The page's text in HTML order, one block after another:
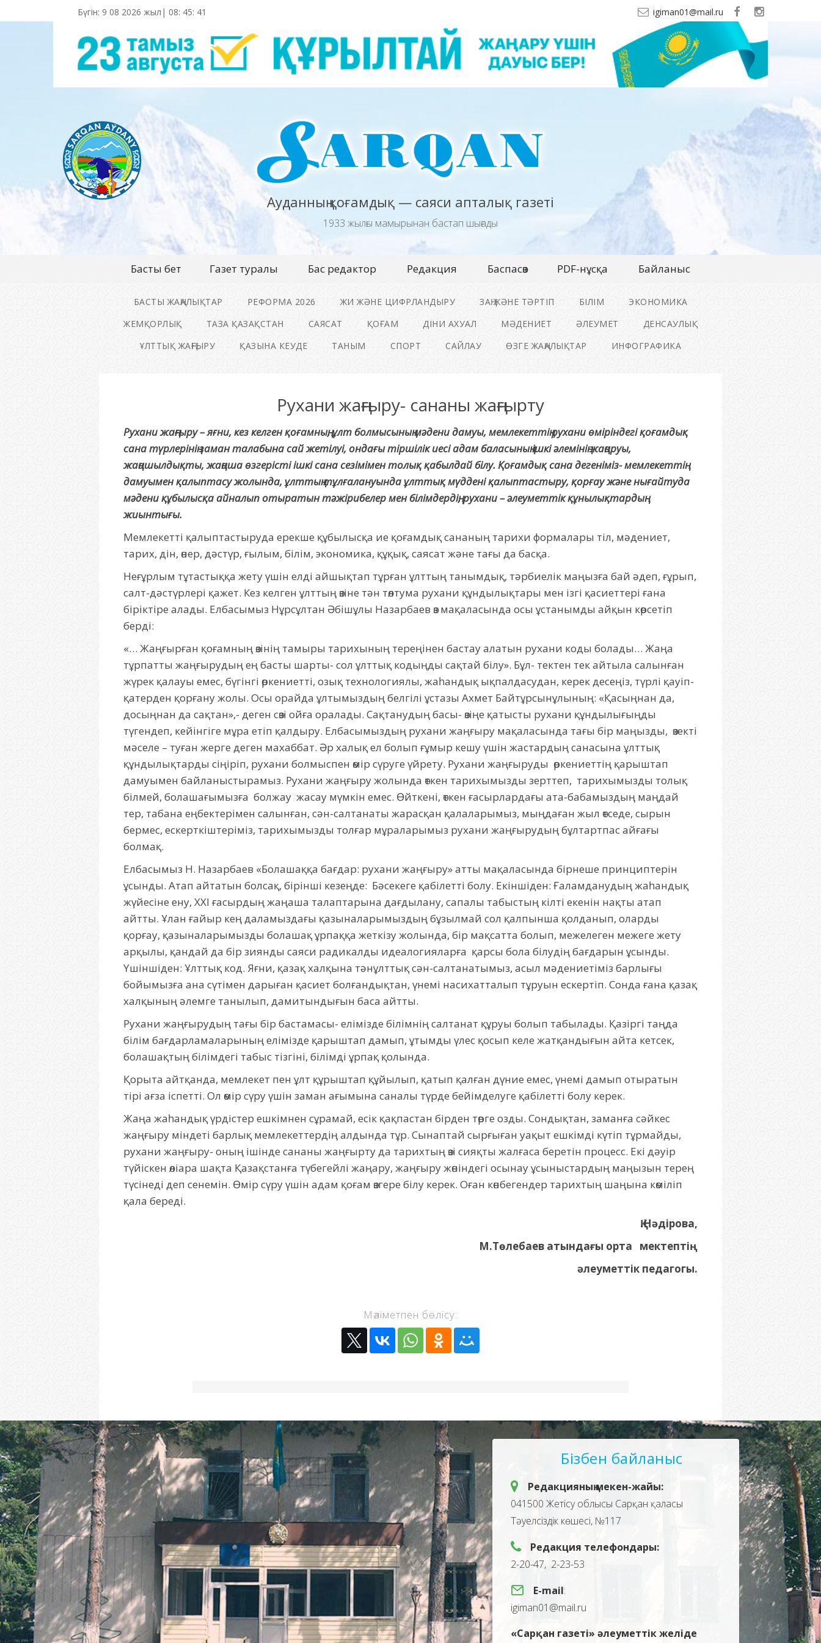
Бүгін: 9 08 2026 жыл| 08: 45: 42 igiman01@mail.ru
Ауданның қоғамдық — саяси апталық газеті
1933 жылғы мамырынан бастап шығады
Басты бет Газет туралы Бас редактор Редакция Баспасөз PDF-нұсқа Байланыс
БАСТЫ ЖАҢАЛЫҚТАР РЕФОРМА 2026 ЖИ ЖӘНЕ ЦИФРЛАНДЫРУ ЗАҢ ЖӘНЕ ТӘРТІП БІЛІМ
ЭКОНОМИКА
ЖЕМҚОРЛЫҚ
ТАЗА ҚАЗАҚСТАН САЯСАТ ҚОҒАМ ДІНИ АХУАЛ МӘДЕНИЕТ ӘЛЕУМЕТ
ДЕНСАУЛЫҚ
ҰЛТТЫҚ ЖАҢҒЫРУ
ҚАЗЫНА КЕУДЕ ТАНЫМ СПОРТ САЙЛАУ ӨЗГЕ ЖАҢАЛЫҚТАР ИНФОГРАФИКА
Рухани жаңғыру- сананы жаңғырту
Рухани жаңғыру – яғни, кез келген қоғамның, ұлт болмысының мәдени дамуы, мемлекеттің рухани өміріндегі қоғамдық
сана түрлерінің заман талабына сай жетілуі, ондағы тіршілік иесі адам баласының ішкі әлемінің жаңаруы,
жаңашылдықты, жаңаша өзгерісті ішкі сана сезімімен толық қабылдай білу. Қоғамдық сана дегеніміз- мемлекеттің
дамуымен қалыптасу жолында, ұлттың тұлғалануында ұлттық мүддені қалыптастыру, қорғау және нығайтуда
мәдени құбылысқа айналып отыратын тәжірибелер мен білімдердің, рухани – әлеуметтік құнылықтардың
жиынтығы.
Мемлекетті қалыптастыруда ерекше құбылысқа ие қоғамдық сананың тарихи формалары тіл, мәдениет,
тарих, дін, өнер, дәстүр, ғылым, білім, экономика, құқық, саясат және тағы да басқа.
Неғұрлым тұтастыққа жету үшін елді айшықтап тұрған ұлттың танымдық, тәрбиелік маңызға бай әдеп, ғұрып,
салт-дәстүрлері қажет. Кез келген ұлттың өзіне тән төлтума рухани құндылықтары мен ізгі қасиеттері ғана
біріктіре алады. Елбасымыз Нұрсұлтан Әбішұлы Назарбаев өз мақаласында осы ұстанымды айқын көрсетіп
берді:
«… Жаңғырған қоғамның өзінің тамыры тарихының тереңінен бастау алатын рухани коды болады… Жаңа
тұрпатты жаңғырудың ең басты шарты- сол ұлттық кодыңды сақтай білу». Бұл- тектен тек айтыла салынған
жүрек қалауы емес, бүгінгі өркениетті, озық технологиялы, жаһандық ықпалдасудан, керек десеңіз, түрлі қауіп-
қатерден қорғану жолы. Осы орайда ұлтымыздың белгілі ұстазы Ахмет Байтұрсынұлының: «Қасыңнан да,
досыңнан да сақтан»,- деген сөзі ойға оралады. Сақтанудың басы- өзіңе қатысты рухани құндылығыңды
түгендеп, кейінгіге мұра етіп қалдыру. Елбасымыздың рухани жаңғыру мақаласында тағы бір маңызды, өзекті
мәселе – туған жерге деген махаббат. Әр халық ел болып ғұмыр кешу үшін жастардың санасына ұлттық
құндылықтарды сіңіріп, рухани болмыспен өмір сүруге үйрету. Рухани жаңғыруды өркениеттің қарыштап
дамуымен байланыстырамыз. Рухани жаңғыру жолында өткен тарихымызды зерттеп, тарихымызды толық
білмей, болашағымызға болжау жасау мүмкін емес. Өйткені, өткен ғасырлардағы ата-бабамыздың маңдай
тер, табана еңбектерімен салынған, сән-салтанаты жарасқан қалаларымыз, мыңдаған жыл өтседе, сырын
бермес, ескерткіштеріміз, тарихымызды толғар мұраларымыз рухани жаңғырудың бұлтартпас айғағы
болмақ.
Елбасымыз Н. Назарбаев «Болашаққа бағдар: рухани жаңғыру» атты мақаласында бірнеше принциптерін
ұсынды. Атап айтатын болсақ, бірінші кезеңде: Бәсекеге қабілетті болу. Екіншіден: Ғаламданудың жаһандық
жүйесіне ену, ХХІ ғасырдың жаңаша талаптарына дағдылану, сапалы табыстың кілті екенін нақты атап
айтты. Ұлан ғайыр кең даламыздағы қазыналарымыздың бұзылмай сол қалпынша қолданып, оларды
қорғау, қазыналарымызды болашақ ұрпаққа жеткізу жолында, бір мақсатта болып, межелеген межеге жету
арқылы, қандай да бір зиянды саяси радикалды идеалогияларға қарсы бола білудің бағдарын ұсынды.
Үшіншіден: Ұлттық код. Яғни, қазақ халқына тәнұлттық сән-салтанатымыз, асыл мәдениетіміз барлығы
бойымызға ана сүтімен дарыған қасиет болғандықтан, үнемі насихатталып тұруын ескертіп. Сонда ғана қазақ
халқының әлемге танылып, дамитындығын баса айтты.
Рухани жаңғырудың тағы бір бастамасы- елімізде білімнің салтанат құруы болып табылады. Қазіргі таңда
білім бағдарламаларының елімізде қарыштап дамып, ұтымды үлес қосып келе жатқандығын айта кетсек,
болашақтың білімдегі табыс тізгіні, білімді ұрпақ қолында.
Қорыта айтқанда, мемлекет пен ұлт құрыштап құйылып, қатып қалған дүние емес, үнемі дамып отыратын
тірі ағза іспетті. Ол өмір сүру үшін заман ағымына саналы түрде бейімделуге қабілетті болу керек.
Жаңа жаһандық үрдістер ешкімнен сұрамай, есік қақпастан бірден төрге озды. Сондықтан, заманға сәйкес
жаңғыру міндеті барлық мемлекеттердің алдында тұр. Сынаптай сырғыған уақыт ешкімді күтіп тұрмайды,
рухани жаңғыру- оның ішінде сананы жаңғырту да тарихтың өзі сияқты жалғаса беретін процесс. Екі дәуір
түйіскен өліара шақта Қазақстанға түбегейлі жаңару, жаңғыру жөніндегі осынау ұсыныстардың маңызын терең
түсінеді деп сенемін. Өмір сүру үшін адам қоғам өзгере білу керек. Оған көнбегендер тарихтың шаңына көміліп
қала береді.
Қ.Нәдірова,
М.Төлебаев атындағы орта мектептің
әлеуметтік педагогы.
Мәліметпен бөлісу:
Бізбен байланыс
Редакцияның мекен-жайы:
041500 Жетісу облысы Сарқан қаласы
Тәуелсіздік көшесі, №117
Редакция телефондары:
2-20-47, 2-23-53
E-mail:
igiman01@mail.ru
«Сарқан газеті» әлеуметтік желіде